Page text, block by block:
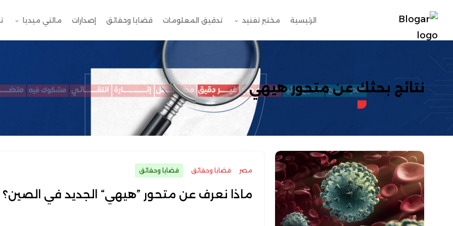
الرئيسية مختبر تفنيد تدقيق المعلومات قضايا وحقائق إصدارات مالتي ميديا
نتائج بحثك عنمتحور هيهي
مصر قضايا وحقائق قضايا وحقائق
ماذا نعرف عن متحور ”هيهي“ الجديد في الصين؟